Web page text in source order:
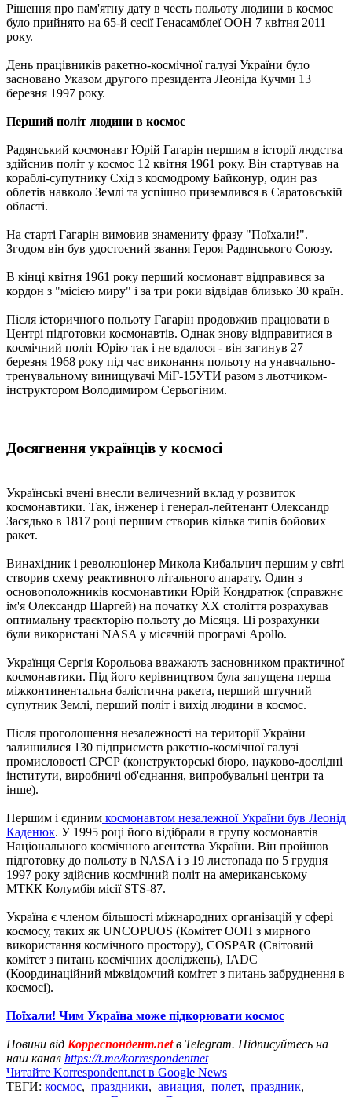
Рішення про пам'ятну дату в честь польоту людини в космос
було прийнято на 65-й сесії Генасамблеї ООН 7 квітня 2011
року.
День працівників ракетно-космічної галузі України було
засновано Указом другого президента Леоніда Кучми 13
березня 1997 року.
Перший політ людини в космос
Радянський космонавт Юрій Гагарін першим в історії людства
здійснив політ у космос 12 квітня 1961 року. Він стартував на
кораблі-супутнику Схід з космодрому Байконур, один раз
облетів навколо Землі та успішно приземлився в Саратовській
області.
На старті Гагарін вимовив знамениту фразу "Поїхали!".
Згодом він був удостоєний звання Героя Радянського Союзу.
В кінці квітня 1961 року перший космонавт відправився за
кордон з "місією миру" і за три роки відвідав близько 30 країн.
Після історичного польоту Гагарін продовжив працювати в
Центрі підготовки космонавтів. Однак знову відправитися в
космічний політ Юрію так і не вдалося - він загинув 27
березня 1968 року під час виконання польоту на унавчально-
тренувальному винищувачі МіГ-15УТИ разом з льотчиком-
інструктором Володимиром Серьогіним.
Досягнення українців у космосі
Українські вчені внесли величезний вклад у розвиток
космонавтики. Так, інженер і генерал-лейтенант Олександр
Засядько в 1817 році першим створив кілька типів бойових
ракет.
Винахідник і революціонер Микола Кибальчич першим у світі
створив схему реактивного літального апарату. Один з
основоположників космонавтики Юрій Кондратюк (справжнє
ім'я Олександр Шаргей) на початку XX століття розрахував
оптимальну траєкторію польоту до Місяця. Ці розрахунки
були використані NASA у місячній програмі Apollo.
Українця Сергія Корольова вважають засновником практичної
космонавтики. Під його керівництвом була запущена перша
міжконтинентальна балістична ракета, перший штучний
супутник Землі, перший політ і вихід людини в космос.
Після проголошення незалежності на території України
залишилися 130 підприємств ракетно-космічної галузі
промисловості СРСР (конструкторські бюро, науково-дослідні
інститути, виробничі об'єднання, випробувальні центри та
інше).
Першим і єдиним космонавтом незалежної України був Леонід
Каденюк. У 1995 році його відібрали в групу космонавтів
Національного космічного агентства України. Він пройшов
підготовку до польоту в NASA і з 19 листопада по 5 грудня
1997 року здійснив космічний політ на американському
МТКК Колумбія місії STS-87.
Україна є членом більшості міжнародних організацій у сфері
космосу, таких як UNCOPUOS (Комітет ООН з мирного
використання космічного простору), COSPAR (Світовий
комітет з питань космічних досліджень), IADC
(Координаційний міжвідомчий комітет з питань забруднення в
космосі).
Поїхали! Чим Україна може підкорювати космос
Новини від Корреспондент.netв Telegram. Підписуйтесь на
наш канал https://t.me/korrespondentnet
Читайте Korrespondent.net в Google News
ТЕГИ: космос, праздники, авиация, полет, праздник,